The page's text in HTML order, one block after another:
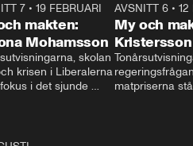
24:30
7• 19 FEBRUARI
makten:
Mohamsson
skolan
krisen i Liberalerna
i det sjunde
My
AVSNITT 6 •12
My och
Kristersson
matpriserna